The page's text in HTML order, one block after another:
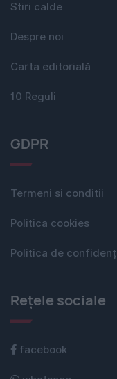
Stiri calde
Despre noi
Carta editorială
10 Reguli
GDPR
Termeni si conditii
Politica cookies
Politica de
Rețele sociale
facebook